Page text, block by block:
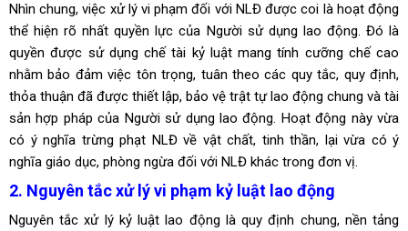
Nhìn chung, việc xử lý vi phạm đối với NLĐ được coi là hoạt động
thể hiện rõ nhất quyền lực của Người sử dụng lao động. Đó là
quyền được sử dụng chế tài kỷ luật mang tính cưỡng chế cao
nhằm bảo đảm việc tôn trọng, tuân theo các quy tắc, quy định,
thỏa thuận đã được thiết lập, bảo vệ trật tự lao động chung và tài
sản hợp pháp của Người sử dụng lao động. Hoạt động này vừa
có ý nghĩa trừng phạt NLĐ về vật chất, tinh thần, lại vừa có ý
nghĩa giáo dục, phòng ngừa đối với NLĐ khác trong đơn vị.
2. Nguyên tắc xử lý vi phạm kỷ luật lao động
Nguyên tắc xử lý kỷ luật lao động là quy định chung, nền tảng